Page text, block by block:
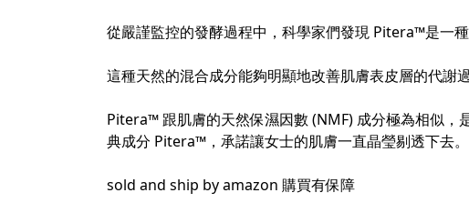
從嚴謹監控的發酵過程中，科學家們發現 Pitera™是一
這種天然的混合成分能夠明顯地改善肌膚表皮層的代謝
Pitera™ 跟肌膚的天然保濕因數 (NMF) 成分極為相似，
典成分 Pitera™，承諾讓女士的肌膚一直晶瑩剔透下去。
sold and ship by amazon 購買有保障